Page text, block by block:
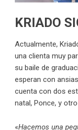
KRIADO
Actualmente,
una clienta muy
su baile de
esperan con
cuenta con dos
natal, Ponce, y
«Hacemos una